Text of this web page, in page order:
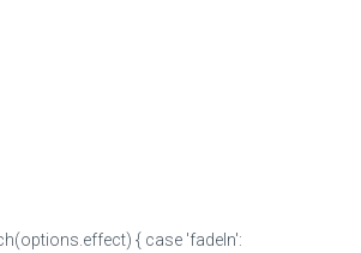
{ case 'fadeIn':